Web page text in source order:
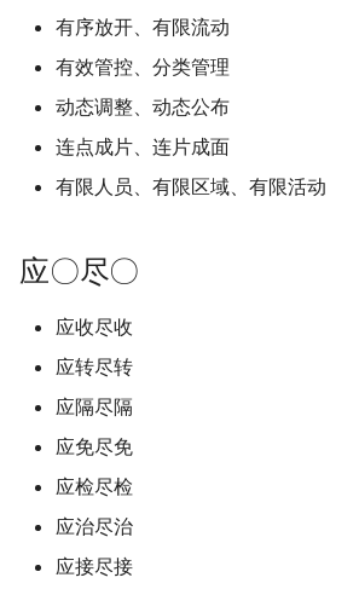
有序放开、有限流动
有效管控、分类管理
动态调整、动态公布
连点成片、连片成面
有限人员、有限区域、有限活动
应〇尽〇
应收尽收
应转尽转
应隔尽隔
应免尽免
应检尽检
应治尽治
应接尽接